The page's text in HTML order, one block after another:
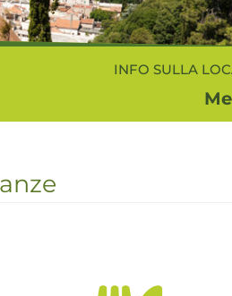
INFO SULLA
e frutteti. "Il più bel paesaggio
visto" scriveva Franz Kafka ne...